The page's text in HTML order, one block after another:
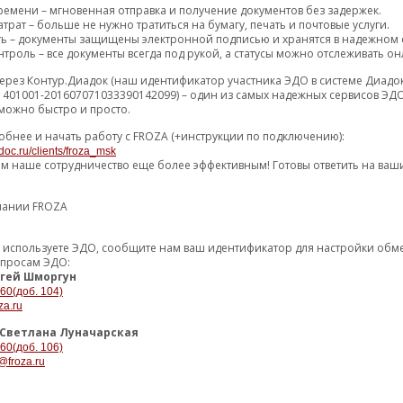
Нового года и благодарит за сотрудничество, доверие и
роста и развития процессов, и во многом это стало
открытый диалог, который помогает нам становиться сильнее и
уверенных решений, надёжных партнёров и роста бизнеса.
– мгновенная отправка и получение документов без задержек.
– больше не нужно тратиться на бумагу, печать и почтовые услуги.
– документы защищены электронной подписью и хранятся в надежном
– все документы всегда под рукой, а статусы можно отслеживать
Контур.Диадок (наш идентификатор участника ЭДО в системе
201607071033390142099) – один из самых надежных сервисов
быстро и просто.
и начать работу с FROZA (+инструкции по подключению):
clients/froza_msk
наше сотрудничество еще более эффективным! Готовы ответить на
FROZA
используете ЭДО, сообщите нам ваш идентификатор для настройки
ЭДО:
Шморгун
104)
Светлана Луначарская
106)